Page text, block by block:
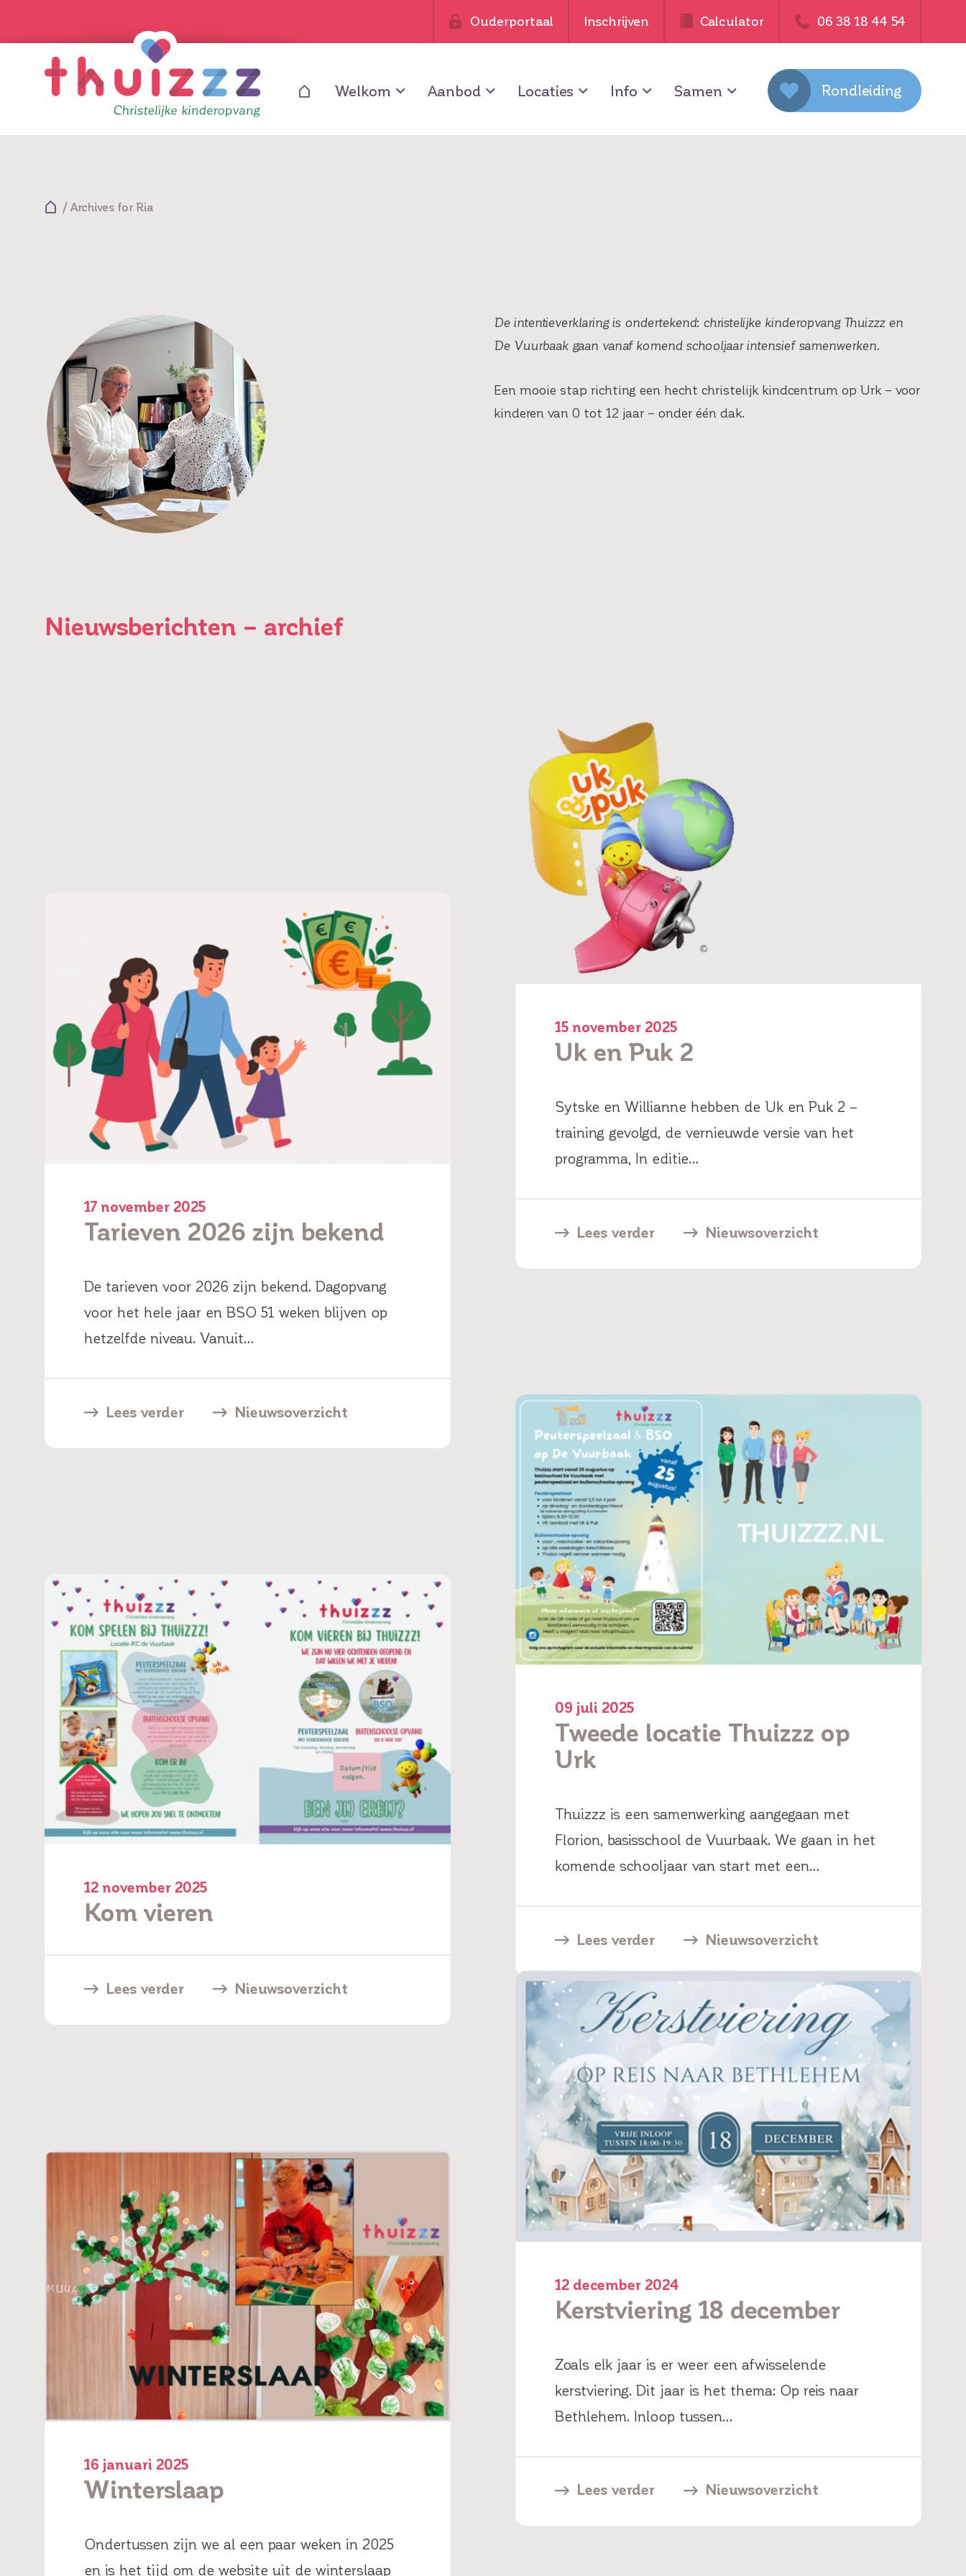
Ouderportaal Inschrijven Calculator 06 38 18 44 54
Welkom Aanbod Locaties Info Samen Rondleiding
/ Archives for Ria
De intentieverklaring is ondertekend: christelijke kinderopvang Thuizzz en
De Vuurbaak gaan vanaf komend schooljaar intensief samenwerken.
Een mooie stap richting een hecht christelijk kindcentrum op Urk – voor
kinderen van 0 tot 12 jaar – onder één dak.
Nieuwsberichten – archief
17 november 2025
Tarieven 2026 zijn bekend
De tarieven voor 2026 zijn bekend. Dagopvang
voor het hele jaar en BSO 51 weken blijven op
hetzelfde niveau. Vanuit…
Lees verder Nieuwsoverzicht
15 november 2025
Uk en Puk 2
Sytske en Willianne hebben de Uk en Puk 2 –
training gevolgd, de vernieuwde versie van het
programma, In editie…
Lees verder Nieuwsoverzicht
12 november 2025
Kom vieren
Lees verder Nieuwsoverzicht
09 juli 2025
Tweede locatie Thuizzz op
Urk
Thuizzz is een samenwerking aangegaan met
Florion, basisschool de Vuurbaak. We gaan in het
komende schooljaar van start met een…
Lees verder Nieuwsoverzicht
16 januari 2025
Winterslaap
Ondertussen zijn we al een paar weken in 2025
en is het tijd om de website uit de winterslaap
12 december 2024
Kerstviering 18 december
Zoals elk jaar is er weer een afwisselende
kerstviering. Dit jaar is het thema: Op reis naar
Bethlehem. Inloop tussen…
Lees verder Nieuwsoverzicht